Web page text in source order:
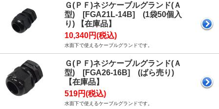
Ｇ(ＰＦ)ネジケーブルグランド(Ａ
型) [FGA21L-14B] (1袋50個入
り) 【在庫品】
10,340円(税込)
水面下で使えるケーブルグランドです。
Ｇ(ＰＦ)ネジケーブルグランド(Ａ
型) [FGA26-16B] (ばら売り)
【在庫品】
519円(税込)
水面下で使えるケーブルグランドです。